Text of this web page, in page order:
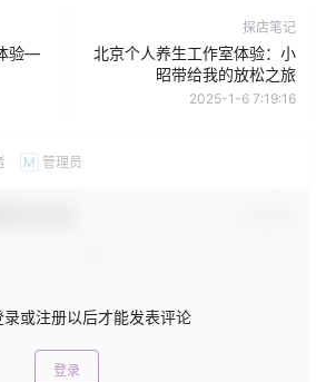
验—
探店笔记
北京个人养生工作室体验：小
昭带给我的放松之旅
2025-1-6 7:19:16
M 管理员
录或注册以后才能发表评论
登录